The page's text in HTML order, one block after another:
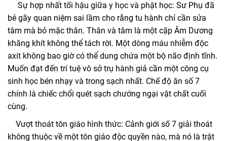
Sự hợp nhất tối hậu giữa y học và phật học: Sư Phụ đã
bẻ gãy quan niệm sai lầm cho rằng tu hành chỉ cần sửa
tâm mà bỏ mặc thân. Thân và tâm là một cặp Âm Dương
khăng khít không thể tách rời. Một dòng máu nhiễm độc
axit không bao giờ có thể dung chứa một bộ não định tĩnh.
Muốn đạt đến trí tuệ vô sở trụ hành giả cần một công cụ
sinh học bén nhạy và trong sạch nhất. Chế độ ăn số 7
chính là chiếc chổi quét sạch chướng ngại vật chất cuối
cùng.
Vượt thoát tôn giáo hình thức: Cảnh giới số 7 giải thoát
không thuộc về một tôn giáo độc quyền nào, mà nó là trật